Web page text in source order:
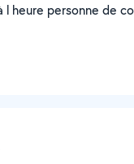
l heure personne de